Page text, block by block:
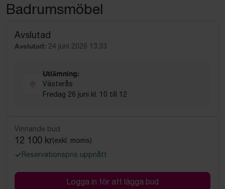
Badrumsmöbel
Avslutad
Avslutad: 24 juni 2026 13:33
Utlämning:
Västerås
Fredag 26 juni kl. 10 till 12
Vinnande bud
12 100 kr(exkl. moms)
Reservationspris uppnått
Logga in för att lägga bud